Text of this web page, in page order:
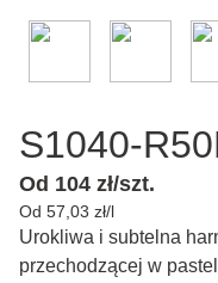
S1040-
Od 104 zł/szt.
Od 57,03 zł/l
Urokliwa i subtelna
przechodzącej w